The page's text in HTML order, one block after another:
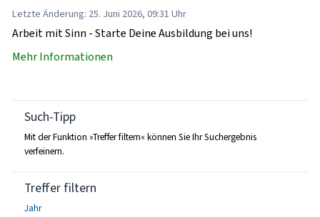
Letzte Änderung: 25. Juni 2026, 09:31 Uhr
Arbeit mit Sinn - Starte Deine Ausbildung bei uns!
Mehr Informationen
Such-Tipp
Mit der Funktion »Treffer filtern« können Sie Ihr Suchergebnis
verfeinern.
Treffer filtern
Jahr